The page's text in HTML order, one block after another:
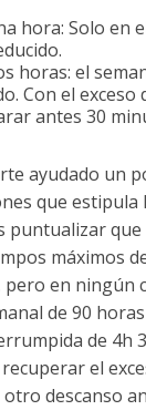
hora: Solo en
horas: el
Con el exceso
antes 30
ayudado un
que estipula
puntualizar que
máximos
en ningún
de 90
de 4h
el
descanso